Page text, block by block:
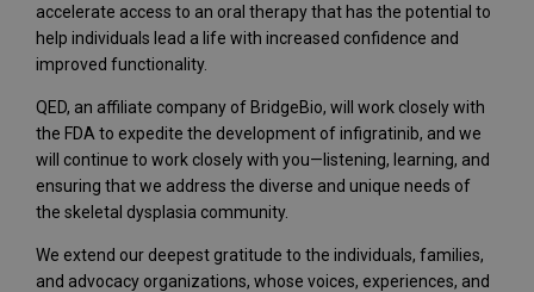
accelerate access to an oral therapy that has the potential to
help individuals lead a life with increased confidence and
improved functionality.
QED, an affiliate company of BridgeBio, will work closely with
the FDA to expedite the development of infigratinib, and we
will continue to work closely with you—listening, learning, and
ensuring that we address the diverse and unique needs of
the skeletal dysplasia community.
We extend our deepest gratitude to the individuals, families,
and advocacy organizations, whose voices, experiences, and